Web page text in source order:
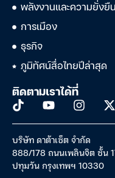
พลังงานและความยั่งยืน
การเมือง
ธุรกิจ
ภูมิทัศน์สื่อไทยปีล่าสุด
ติดตามเราได้ที่
บริษัท ดาต้าเซ็ต จำกัด
888/178 ถนนเพลินจิต ชั้น
ปทุมวัน กรุงเทพฯ 10330